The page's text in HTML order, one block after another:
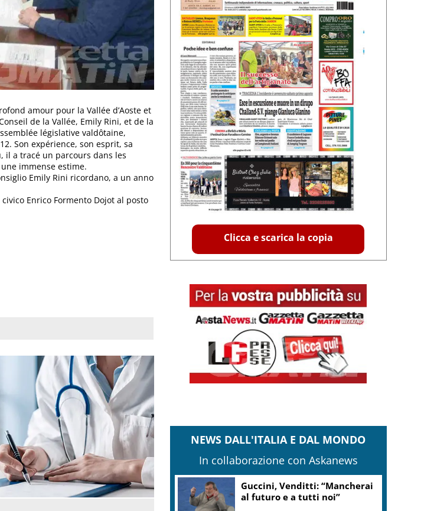
amour pour la Vallée d’Aoste et
de la Vallée, Emily Rini, et de la
législative valdôtaine,
Son expérience, son esprit, sa
il a tracé un parcours dans les
immense estime.
Emily Rini ricordano, a un anno
Enrico Formento Dojot al posto
Clicca e scarica la copia
NEWS DALL'ITALIA E DAL MONDO
In collaborazione con Askanews
Guccini, Venditti: “Mancherai
al futuro e a tutti noi”